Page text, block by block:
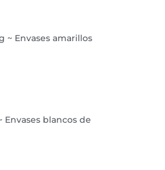
~ Envases amarillos
Envases blancos de